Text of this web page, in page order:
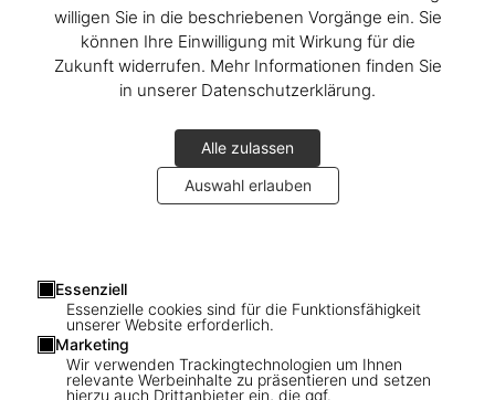
willigen Sie in die beschriebenen Vorgänge ein. Sie
können Ihre Einwilligung mit Wirkung für die
Zukunft widerrufen. Mehr Informationen finden Sie
in unserer Datenschutzerklärung.
Alle zulassen
Auswahl erlauben
Essenziell
Essenzielle cookies sind für die Funktionsfähigkeit
unserer Website erforderlich.
Marketing
Wir verwenden Trackingtechnologien um Ihnen
relevante Werbeinhalte zu präsentieren und setzen
hierzu auch Drittanbieter ein, die ggf.
1/9
Walton Ford. 40th Ed.